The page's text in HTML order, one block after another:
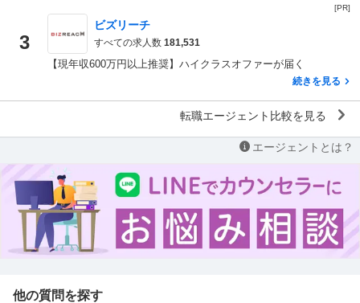
[PR]
3
ビズリーチ
すべての求人数 181,531
【現年収600万円以上推奨】ハイクラスオファーが届く
続きを見る
転職エージェント比較を見る
エージェントとは？
他の質問を探す